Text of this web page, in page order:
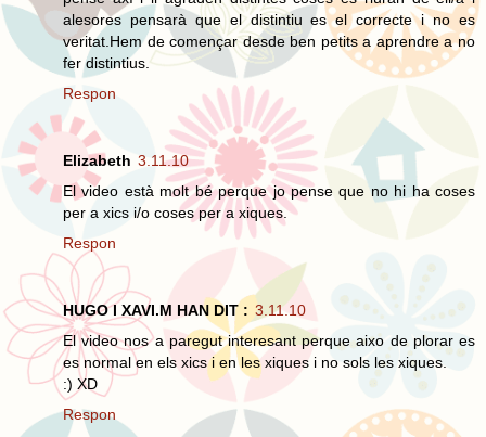
alesores pensarà que el distintiu es el correcte i no es
veritat.Hem de començar desde ben petits a aprendre a no
fer distintius.
Respon
Elizabeth 3.11.10
El video està molt bé perque jo pense que no hi ha coses
per a xics i/o coses per a xiques.
Respon
HUGO I XAVI.M HAN DIT : 3.11.10
El video nos a paregut interesant perque aixo de plorar es
es normal en els xics i en les xiques i no sols les xiques.
:) XD
Respon